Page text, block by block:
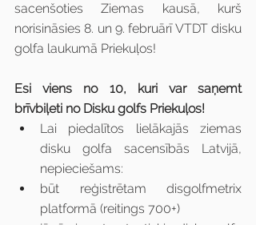
sacenšoties Ziemas kausā, kurš
norisināsies 8. un 9. februārī VTDT disku
golfa laukumā Priekuļos!
Esi viens no 10, kuri var saņemt
brīvbiļeti no Disku golfs Priekuļos!
Lai piedalītos lielākajās ziemas
disku golfa sacensībās Latvijā,
nepieciešams:
būt reģistrētam disgolfmetrix
platformā (reitings 700+)